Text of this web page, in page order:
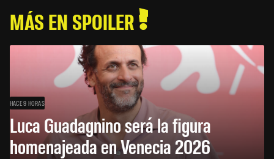
MÁS EN SPOILER
HACE 9 HORAS
Luca Guadagnino será la figura
homenajeada en Venecia 2026